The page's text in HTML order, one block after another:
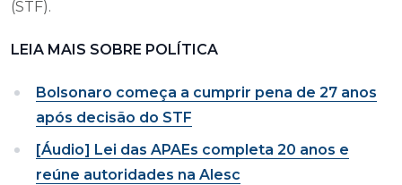
(STF).
LEIA MAIS SOBRE POLÍTICA
Bolsonaro começa a cumprir pena de 27 anos
após decisão do STF
[Áudio] Lei das APAEs completa 20 anos e
reúne autoridades na Alesc